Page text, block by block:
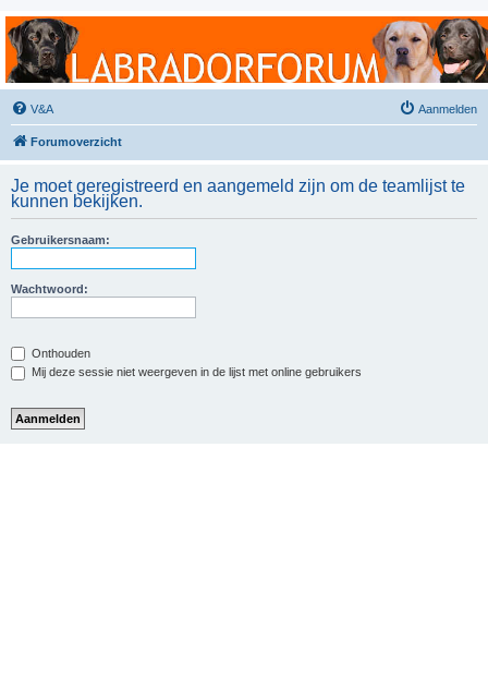
Labradorforum
Het gezelligste Labradorforum van Nederland en België!
V&A Aanmelden
Forumoverzicht
Je moet geregistreerd en aangemeld zijn om de teamlijst te
kunnen bekijken.
Gebruikersnaam:
Wachtwoord:
Onthouden
Mij deze sessie niet weergeven in de lijst met online gebruikers